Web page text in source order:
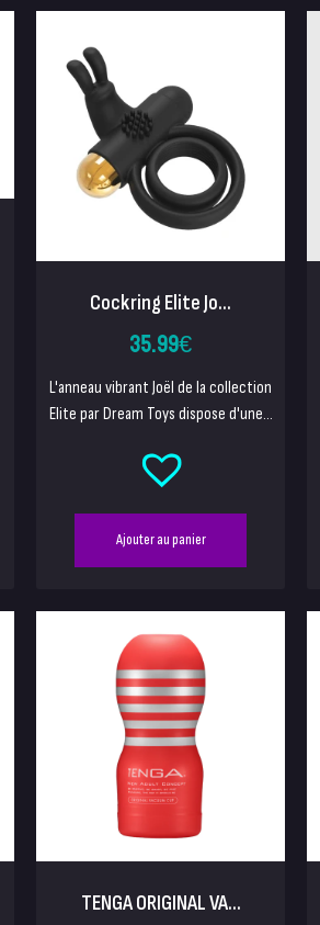
Cockring Elite Jo...
35.99€
L'anneau vibrant Joël de la collection
Elite par Dream Toys dispose d'une...
Ajouter au panier
TENGA ORIGINAL VA...